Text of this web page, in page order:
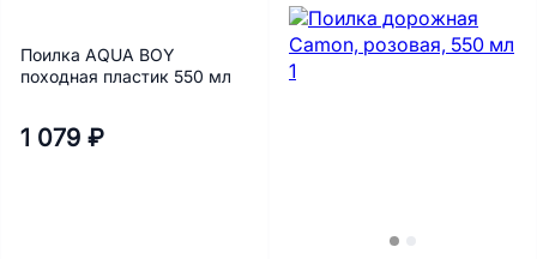
Поилка AQUA BOY
походная пластик 550 мл
1 079 ₽